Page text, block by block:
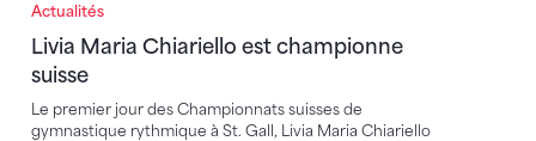
Actualités
Livia Maria Chiariello est championne
suisse
Le premier jour des Championnats suisses de
gymnastique rythmique à St. Gall, Livia Maria Chiariello
Livia Maria Chiariello est championne suisse